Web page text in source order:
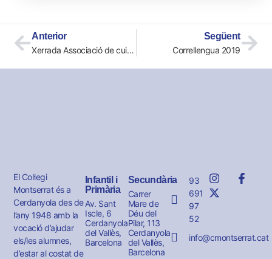
Anterior
Xerrada Associació de cuidadors i familiars de malalts d’Alzheimer
Següent
Correllengua 2019
El Col·legi
Montserrat és a
Cerdanyola des de
l’any 1948 amb la
vocació d’ajudar
els/les alumnes,
d’estar al costat de
Infantil i
Primària
Av. Sant
Iscle, 6
Cerdanyola
del Vallès,
Barcelona
Secundària
Carrer
Mare de
Déu del
Pilar, 113
Cerdanyola
del Vallès,
Barcelona
93
691
97
52
info@cmontserrat.cat